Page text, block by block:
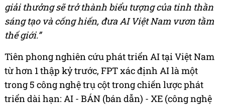
giải thưởng sẽ trở thành biểu tượng của tinh thần
sáng tạo và cống hiến, đưa AI Việt Nam vươn tầm
thế giới.”
Tiên phong nghiên cứu phát triển AI tại Việt Nam
từ hơn 1 thập kỷ trước, FPT xác định AI là một
trong 5 công nghệ trụ cột trong chiến lược phát
triển dài hạn: AI - BÁN (bán dẫn) - XE (công nghệ